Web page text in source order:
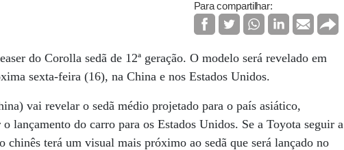
Para compartilhar:
do Corolla sedã de 12ª geração. O modelo será revelado em
sexta-feira (16), na China e nos Estados Unidos.
vai revelar o sedã médio projetado para o país asiático,
lançamento do carro para os Estados Unidos. Se a Toyota seguir a
chinês terá um visual mais próximo ao sedã que será lançado no